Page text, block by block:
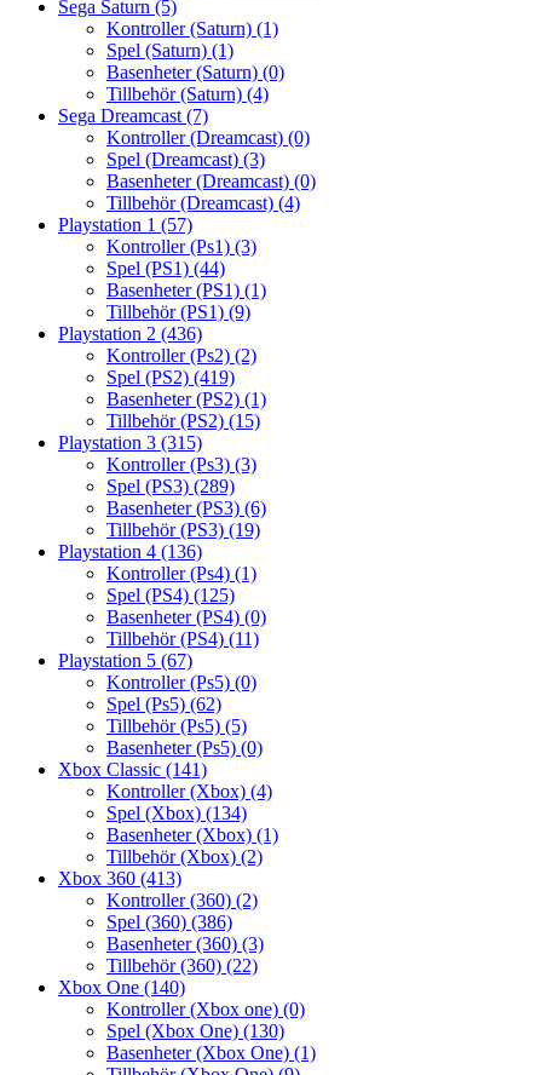
Sega Saturn (5)
Kontroller (Saturn) (1)
Spel (Saturn) (1)
Basenheter (Saturn) (0)
Tillbehör (Saturn) (4)
Sega Dreamcast (7)
Kontroller (Dreamcast) (0)
Spel (Dreamcast) (3)
Basenheter (Dreamcast) (0)
Tillbehör (Dreamcast) (4)
Playstation 1 (57)
Kontroller (Ps1) (3)
Spel (PS1) (44)
Basenheter (PS1) (1)
Tillbehör (PS1) (9)
Playstation 2 (436)
Kontroller (Ps2) (2)
Spel (PS2) (419)
Basenheter (PS2) (1)
Tillbehör (PS2) (15)
Playstation 3 (315)
Kontroller (Ps3) (3)
Spel (PS3) (289)
Basenheter (PS3) (6)
Tillbehör (PS3) (19)
Playstation 4 (136)
Kontroller (Ps4) (1)
Spel (PS4) (125)
Basenheter (PS4) (0)
Tillbehör (PS4) (11)
Playstation 5 (67)
Kontroller (Ps5) (0)
Spel (Ps5) (62)
Tillbehör (Ps5) (5)
Basenheter (Ps5) (0)
Xbox Classic (141)
Kontroller (Xbox) (4)
Spel (Xbox) (134)
Basenheter (Xbox) (1)
Tillbehör (Xbox) (2)
Xbox 360 (413)
Kontroller (360) (2)
Spel (360) (386)
Basenheter (360) (3)
Tillbehör (360) (22)
Xbox One (140)
Kontroller (Xbox one) (0)
Spel (Xbox One) (130)
Basenheter (Xbox One) (1)